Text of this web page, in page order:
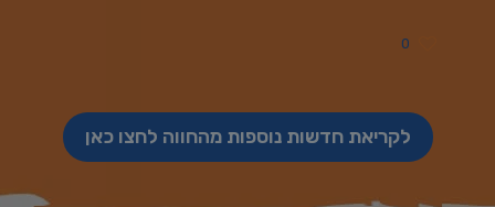
0
לקריאת חדשות נוספות מהחווה לחצו כאן